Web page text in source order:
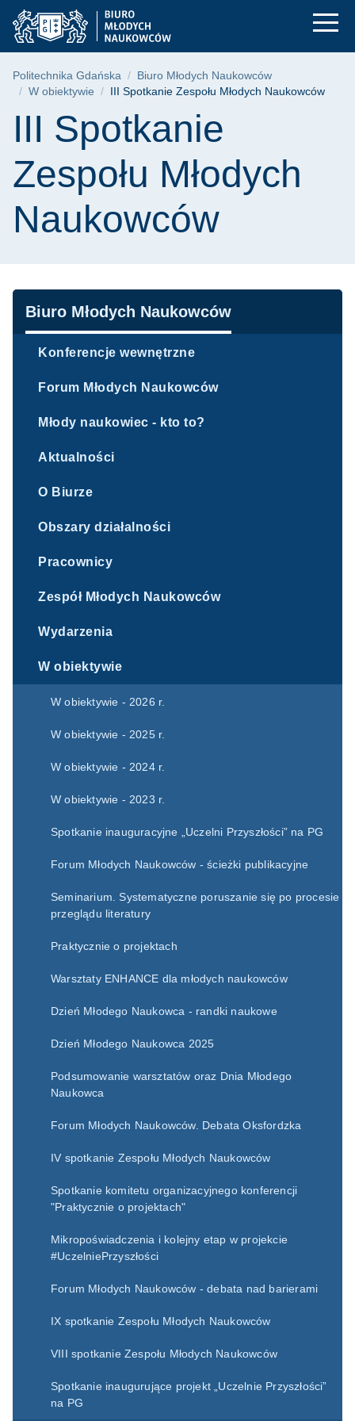
Przejdź
do
menu
Przejdź
do
wyszukiwarki
Przejdź
do
treści
III Spotkanie
Ścieżka nawigacyjna
Politechnika Gdańska
Biuro Młodych Naukowców
W obiektywie
III Spotkanie Zespołu Młodych Naukowców
Treść strony
III Spotkanie
Zespołu Młodych
Naukowców
Nawigacja
Biuro Młodych Naukowców
Konferencje wewnętrzne
Forum Młodych Naukowców
Młody naukowiec - kto to?
Aktualności
O Biurze
Obszary działalności
Pracownicy
Zespół Młodych Naukowców
Wydarzenia
W obiektywie
W obiektywie - 2026 r.
W obiektywie - 2025 r.
W obiektywie - 2024 r.
W obiektywie - 2023 r.
Spotkanie inauguracyjne „Uczelni Przyszłości” na PG
Forum Młodych Naukowców - ścieżki publikacyjne
Seminarium. Systematyczne poruszanie się po procesie
przeglądu literatury
Praktycznie o projektach
Warsztaty ENHANCE dla młodych naukowców
Dzień Młodego Naukowca - randki naukowe
Dzień Młodego Naukowca 2025
Podsumowanie warsztatów oraz Dnia Młodego
Naukowca
Forum Młodych Naukowców. Debata Oksfordzka
IV spotkanie Zespołu Młodych Naukowców
Spotkanie komitetu organizacyjnego konferencji
"Praktycznie o projektach"
Mikropoświadczenia i kolejny etap w projekcie
#UczelniePrzyszłości
Forum Młodych Naukowców - debata nad barierami
IX spotkanie Zespołu Młodych Naukowców
VIII spotkanie Zespołu Młodych Naukowców
Spotkanie inaugurujące projekt „Uczelnie Przyszłości”
na PG